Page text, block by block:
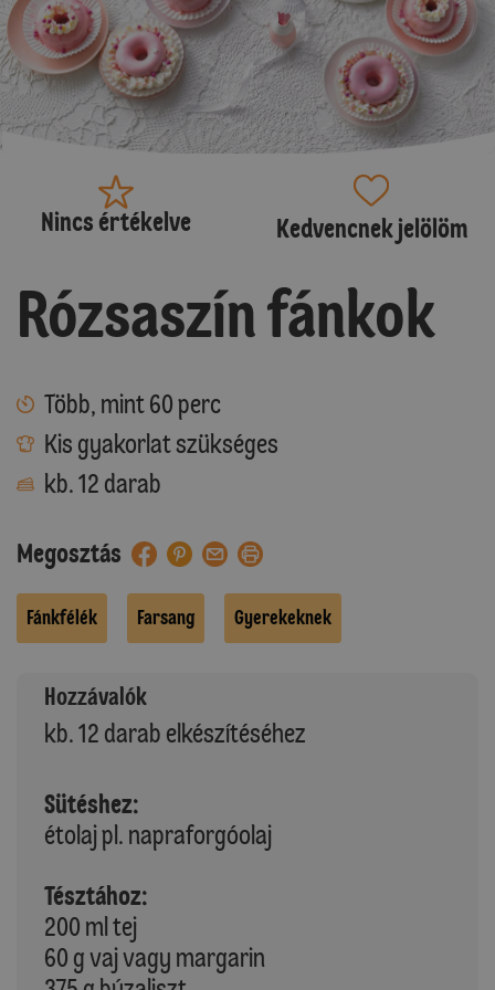
Nincs értékelve Kedvencnek jelölöm
Rózsaszín fánkok
Több, mint 60 perc
Kis gyakorlat szükséges
kb. 12 darab
Megosztás
Fánkfélék Farsang Gyerekeknek
Hozzávalók
kb. 12 darab elkészítéséhez
Sütéshez:
étolaj pl. napraforgóolaj
Tésztához:
200 ml tej
60 g vaj vagy margarin